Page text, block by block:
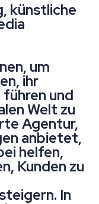
künstliche
um
ihr
und
Welt zu
Agentur,
anbietet,
helfen,
Kunden zu
In